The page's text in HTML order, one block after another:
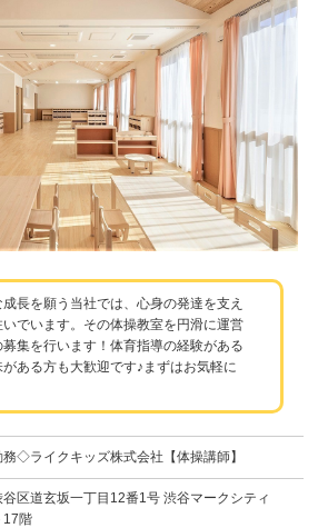
長を願う当社では、心身の発達を支え
でいます。その体操教室を円滑に運営
集を行います！体育指導の経験がある
ある方も大歓迎です♪まずはお気軽に
◇ライクキッズ株式会社【体操講師】
谷区道玄坂一丁目12番1号 渋谷マークシティ
17階